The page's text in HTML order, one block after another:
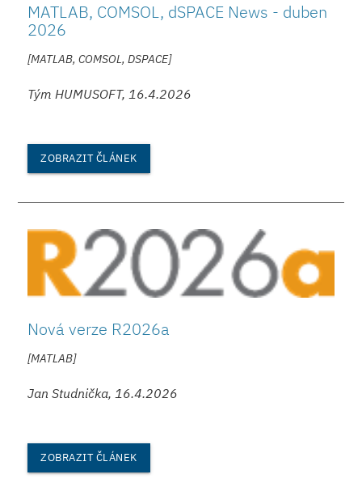
MATLAB, COMSOL, dSPACE News - duben
2026
[MATLAB, COMSOL, DSPACE]
Tým HUMUSOFT, 16.4.2026
ZOBRAZIT ČLÁNEK
Nová verze R2026a
[MATLAB]
Jan Studnička, 16.4.2026
ZOBRAZIT ČLÁNEK